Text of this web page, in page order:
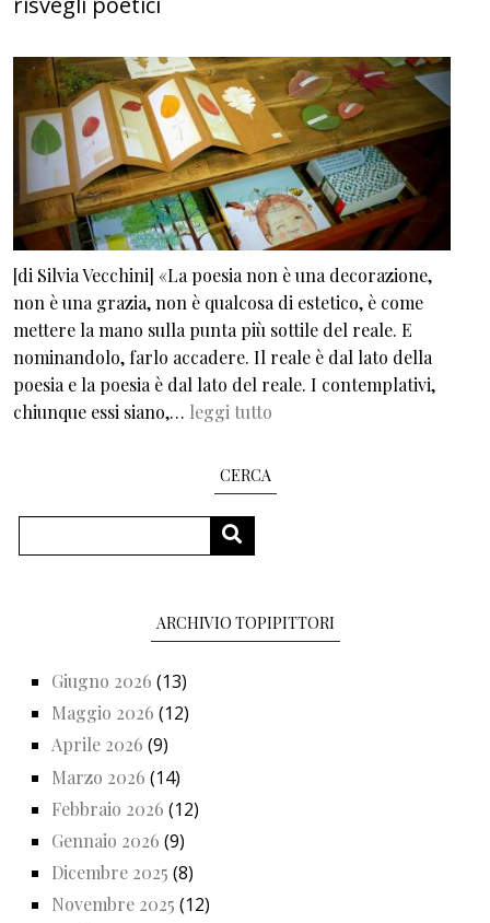
[di Silvia Vecchini] «La poesia non è una decorazione,
non è una grazia, non è qualcosa di estetico, è come
mettere la mano sulla punta più sottile del reale. E
nominandolo, farlo accadere. Il reale è dal lato della
poesia e la poesia è dal lato del reale. I contemplativi,
chiunque essi siano,… leggi tutto
CERCA
CERCA
ARCHIVIO TOPIPITTORI
Giugno 2026 (13)
Maggio 2026 (12)
Aprile 2026 (9)
Marzo 2026 (14)
Febbraio 2026 (12)
Gennaio 2026 (9)
Dicembre 2025 (8)
Novembre 2025 (12)